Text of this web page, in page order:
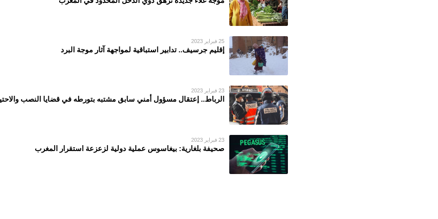
25 فبراير 2023
إقليم جرسيف.. تدابير استباقية لمواجهة آثار موجة البرد
23 فبراير 2023
الرباط.. إعتقال مسؤول أمني سابق مشتبه بتورطه في قضايا النصب
23 فبراير 2023
صحيفة بلغارية: بيغاسوس عملية دولية لزعزعة استقرار المغرب